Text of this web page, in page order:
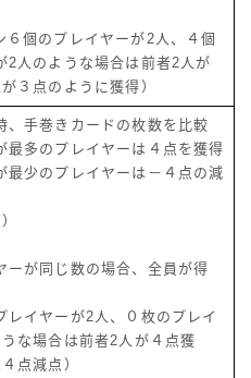
６個のプレイヤーが2人、４個
2人のような場合は前者2人が
３点のように獲得）
、手巻きカードの枚数を比較
最多のプレイヤーは４点を獲得
最少のプレイヤーは－４点の減
ーが同じ数の場合、全員が得
レイヤーが2人、０枚のプレイ
な場合は前者2人が４点獲
点減点）